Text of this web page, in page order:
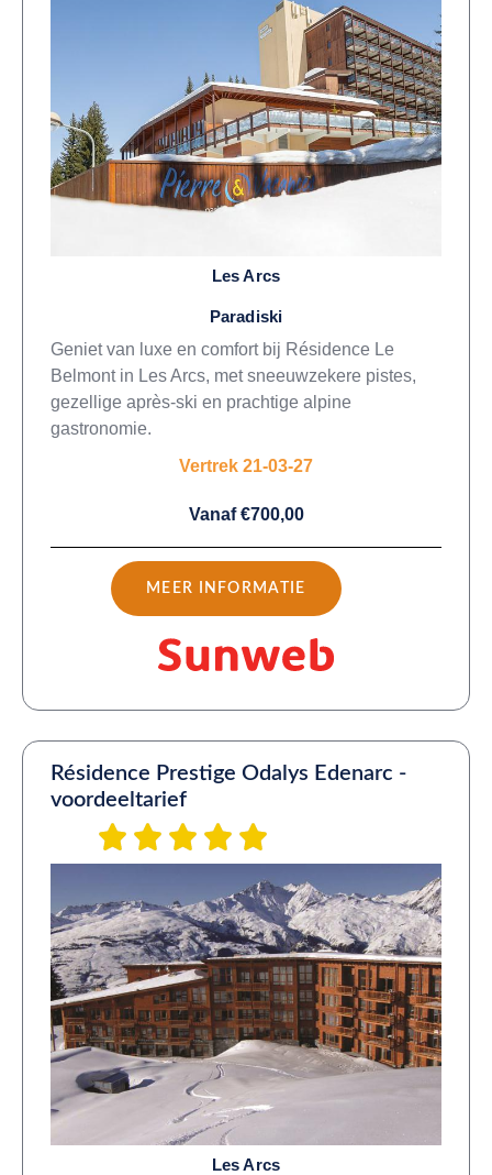
Les Arcs
Paradiski
Geniet van luxe en comfort bij Résidence Le
Belmont in Les Arcs, met sneeuwzekere pistes,
gezellige après-ski en prachtige alpine
gastronomie.
Vertrek 21-03-27
Vanaf €700,00
MEER INFORMATIE
Résidence Prestige Odalys Edenarc -
voordeeltarief
Les Arcs